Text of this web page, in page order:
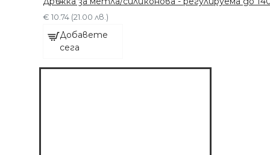
ДОБАВЕТЕ СЕГА
€ 10.74 (21.00 лв.)
Добавете
сега